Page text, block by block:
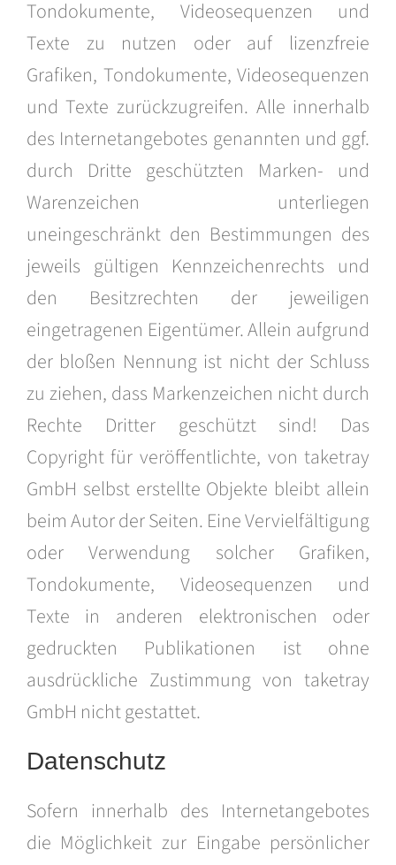
Tondokumente, Videosequenzen und
Texte zu nutzen oder auf lizenzfreie
Grafiken, Tondokumente, Videosequenzen
und Texte zurückzugreifen. Alle innerhalb
des Internetangebotes genannten und ggf.
durch Dritte geschützten Marken- und
Warenzeichen unterliegen
uneingeschränkt den Bestimmungen des
jeweils gültigen Kennzeichenrechts und
den Besitzrechten der jeweiligen
eingetragenen Eigentümer. Allein aufgrund
der bloßen Nennung ist nicht der Schluss
zu ziehen, dass Markenzeichen nicht durch
Rechte Dritter geschützt sind! Das
Copyright für veröffentlichte, von taketray
GmbH selbst erstellte Objekte bleibt allein
beim Autor der Seiten. Eine Vervielfältigung
oder Verwendung solcher Grafiken,
Tondokumente, Videosequenzen und
Texte in anderen elektronischen oder
gedruckten Publikationen ist ohne
ausdrückliche Zustimmung von taketray
GmbH nicht gestattet.
Datenschutz
Sofern innerhalb des Internetangebotes
die Möglichkeit zur Eingabe persönlicher